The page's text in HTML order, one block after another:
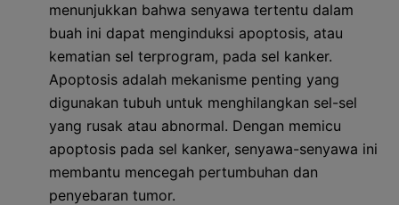
menunjukkan bahwa senyawa tertentu dalam
buah ini dapat menginduksi apoptosis, atau
kematian sel terprogram, pada sel kanker.
Apoptosis adalah mekanisme penting yang
digunakan tubuh untuk menghilangkan sel-sel
yang rusak atau abnormal. Dengan memicu
apoptosis pada sel kanker, senyawa-senyawa ini
membantu mencegah pertumbuhan dan
penyebaran tumor.